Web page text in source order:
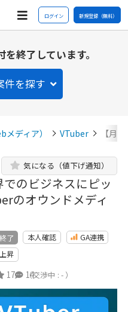
ログイン 新規登録（無料）
終了しています。
件を探す
ディア） VTuber 【月
でのビジネスにピッ
のオウンドメディ
気になる（値下げ通知）
了 本人確認
GA連携
昇
17 14
（交渉中 : - ）